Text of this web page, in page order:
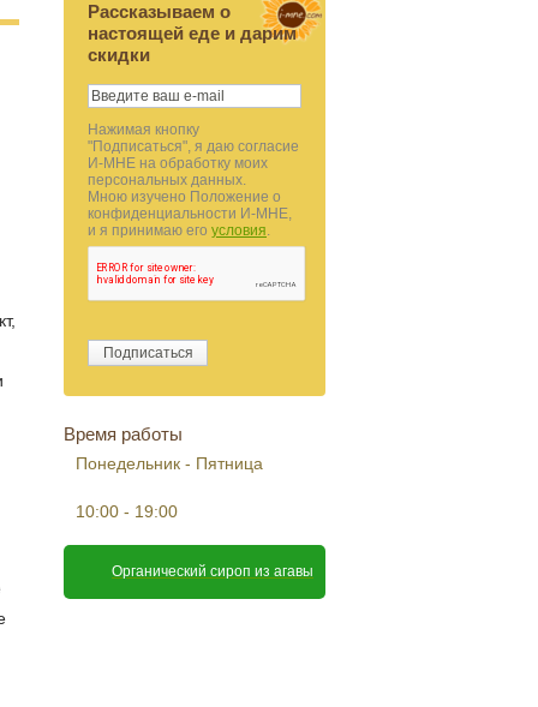
Рассказываем о
настоящей еде и дарим
скидки
Нажимая кнопку
"Подписаться", я даю согласие
И-МНЕ на обработку моих
персональных данных.
Мною изучено Положение о
конфиденциальности И-МНЕ,
и я принимаю его условия.
Время работы
Понедельник - Пятница
10:00 - 19:00
Органический сироп из агавы